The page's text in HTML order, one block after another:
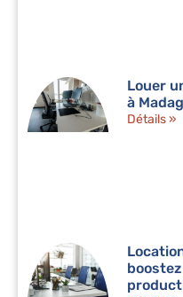
Louer
à
Détails »